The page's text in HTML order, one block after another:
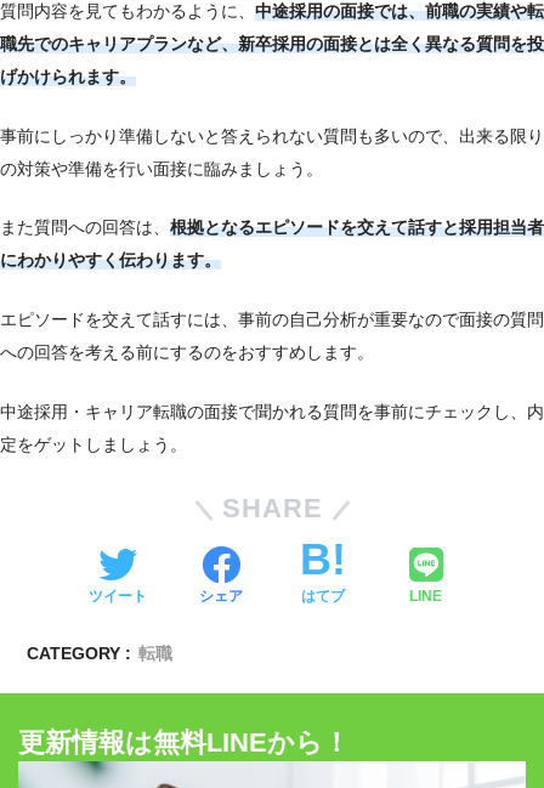
質問内容を見てもわかるように、 中途採用の面接では、前職の実績や転
職先でのキャリアプランなど、新卒採用の面接とは全く異なる質問を投
げかけられます。
事前にしっかり準備しないと答えられない質問も多いので、出来る限り
の対策や準備を行い面接に臨みましょう。
また質問への回答は、 根拠となるエピソードを交えて話すと採用担当者
にわかりやすく伝わります。
エピソードを交えて話すには、事前の自己分析が重要なので面接の質問
への回答を考える前にするのをおすすめします。
中途採用・キャリア転職の面接で聞かれる質問を事前にチェックし、内
定をゲットしましょう。
SHARE
ツイート シェア はてブ LINE
CATEGORY : 転職
更新情報は無料LINEから！